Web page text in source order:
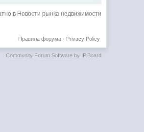
в Новости рынка недвижимости
Privacy Policy
Правила форума·
Community Forum Software by IP.Board